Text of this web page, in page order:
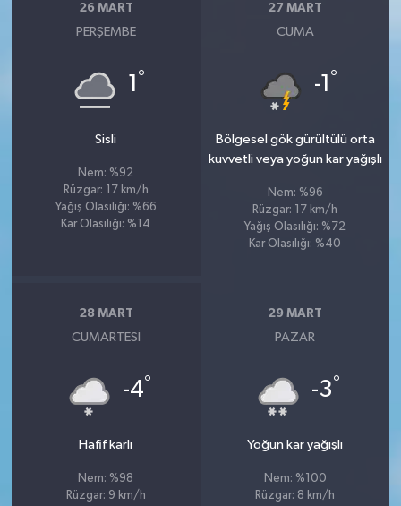
26 MART
PERŞEMBE
1 °
Sisli
Nem: %92
Rüzgar: 17 km/h
Yağış Olasılığı: %66
Kar Olasılığı: %14
27 MART
CUMA
-1 °
Bölgesel gök gürültülü orta
kuvvetli veya yoğun kar yağışlı
Nem: %96
Rüzgar: 17 km/h
Yağış Olasılığı: %72
Kar Olasılığı: %40
28 MART
CUMARTESI
-4°
Hafif karlı
Nem: %98
Rüzgar: 9 km/h
29 MART
PAZAR
-3°
Yoğun kar yağışlı
Nem: %100
Rüzgar: 8 km/h